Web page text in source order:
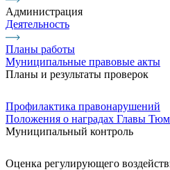
Администрация
Деятельность
Планы работы
Муниципальные правовые акты
Планы и результаты проверок
Профилактика правонарушений
Положения о наградах Главы
Муниципальный контроль
Оценка регулирующего